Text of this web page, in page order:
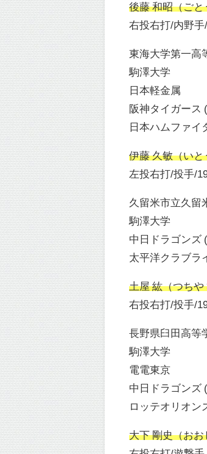
後藤 和昭（ごと
右投右打/内野
東海大学第一高
駒澤大学
日本軽金属
阪神タイガース
日本ハムファイ
伊藤 久敏（いと
左投右打/投手/
久留米市立久留
駒澤大学
中日ドラゴンズ
太平洋クラブラ
土屋 紘（つちや
右投右打/投手/
長野県臼田高等
駒澤大学
電電東京
中日ドラゴンズ
ロッテオリオン
大下 剛史（おお